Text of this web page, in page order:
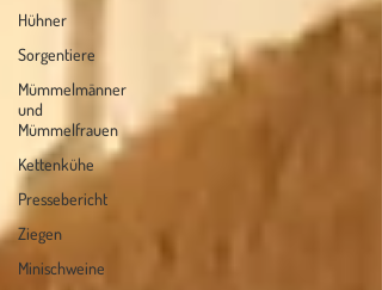
Hühner
Sorgentiere
Mümmelmänner
und
Mümmelfrauen
Kettenkühe
Pressebericht
Ziegen
Minischweine